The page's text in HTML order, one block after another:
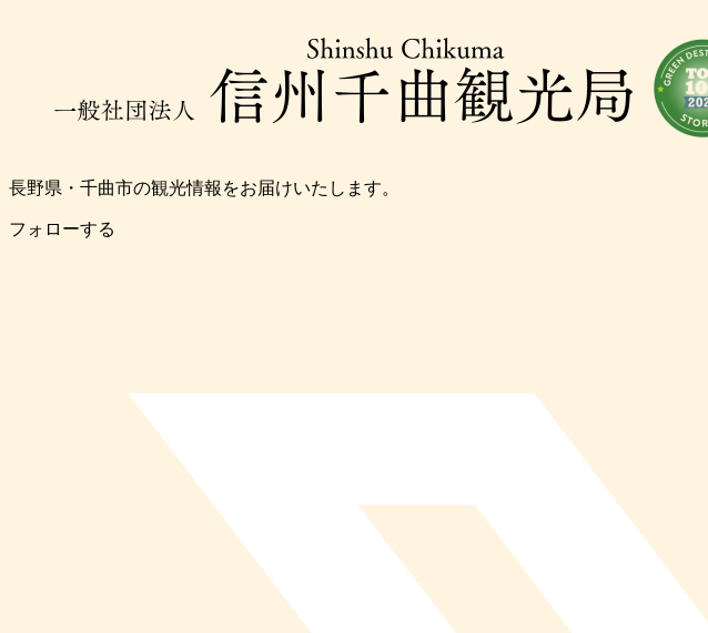
長野県・千曲市の観光情報をお届けいたします。
フォローする